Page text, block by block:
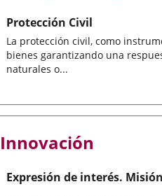
Protección Civil
La protección civil, como
bienes garantizando una
naturales o...
Innovación
Expresión de interés.